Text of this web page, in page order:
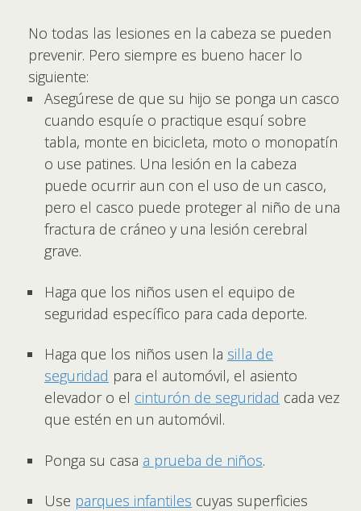
No todas las lesiones en la cabeza se pueden
prevenir. Pero siempre es bueno hacer lo
siguiente:
Asegúrese de que su hijo se ponga un casco
cuando esquíe o practique esquí sobre
tabla, monte en bicicleta, moto o monopatín
o use patines. Una lesión en la cabeza
puede ocurrir aun con el uso de un casco,
pero el casco puede proteger al niño de una
fractura de cráneo y una lesión cerebral
grave.
Haga que los niños usen el equipo de
seguridad específico para cada deporte.
Haga que los niños usen la silla de
seguridad para el automóvil, el asiento
elevador o el cinturón de seguridad cada vez
que estén en un automóvil.
Ponga su casa a prueba de niños.
Use parques infantiles cuyas superficies